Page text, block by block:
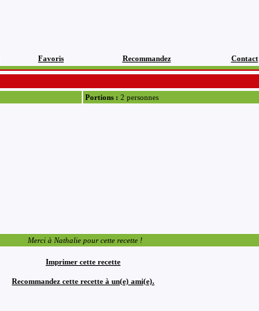
Favoris Recommandez Contact
Portions : 2 personnes
Merci à Nathalie pour cette recette !
Imprimer cette recette
Recommandez cette recette à un(e) ami(e).